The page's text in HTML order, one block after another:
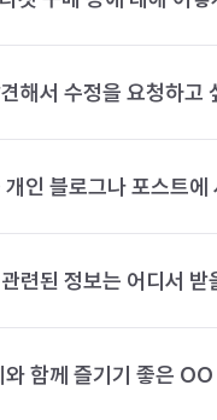
해서 수정을 요청하고
인 블로그나 포스트에
련된 정보는 어디서 받
와 함께 즐기기 좋은